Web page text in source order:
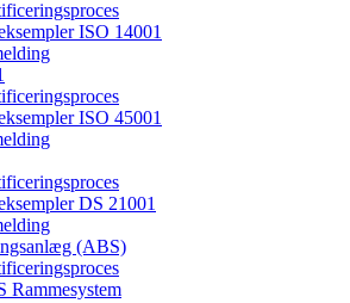
ISO 14001
ISO 45001
DS 21001
(ABS)
Rammesystem